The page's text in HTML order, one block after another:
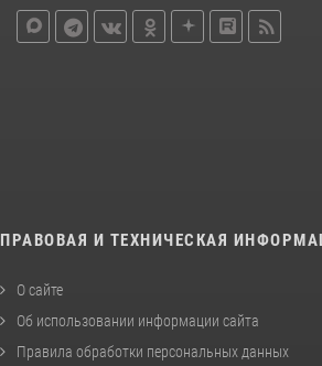
ПРАВОВАЯ И ТЕХНИЧЕСКАЯ
О сайте
Об использовании информации сайта
Правила обработки персональных данных